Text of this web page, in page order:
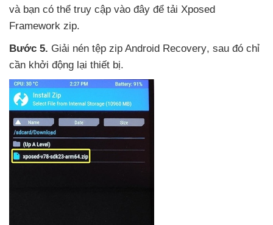
và bạn có thể truy cập vào đây để tải Xposed
Framework zip.
Bước 5. Giải nén tệp zip Android Recovery, sau đó chỉ
cần khởi động lại thiết bị.